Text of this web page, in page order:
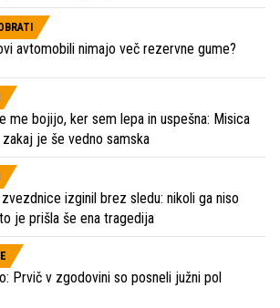
avtomobili nimajo več rezervne gume?
me bojijo, ker sem lepa in uspešna: Misica
je še vedno samska
izginil brez sledu: nikoli ga niso
je prišla še ena tragedija
Prvič v zgodovini so posneli južni pol